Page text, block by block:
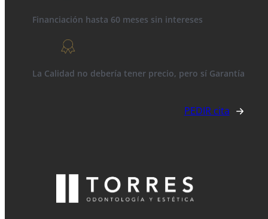
Financiación hasta 60 meses sin intereses
La Calidad no debería tener precio, pero sí Garantía
PEDIR cita